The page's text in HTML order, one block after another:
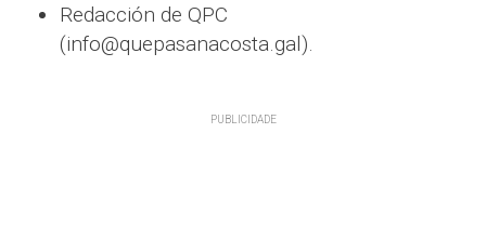
Redacción de QPC
(info@quepasanacosta.gal).